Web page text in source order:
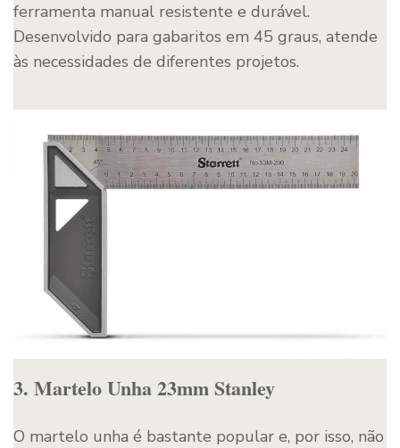
ferramenta manual resistente e durável.
Desenvolvido para gabaritos em 45 graus, atende
às necessidades de diferentes projetos.
3. Martelo Unha 23mm Stanley
O martelo unha é bastante popular e, por isso, não